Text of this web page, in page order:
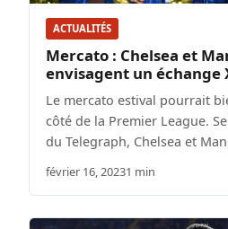
ACTUALITÉS
Mercato : Chelsea et
envisagent un échange
Le mercato estival pourrait
côté de la Premier League.
du Telegraph, Chelsea et
février 16, 20231 min